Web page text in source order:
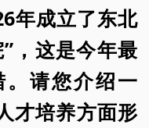
年成立了东北
，这是今年最
请您介绍一
才培养方面形